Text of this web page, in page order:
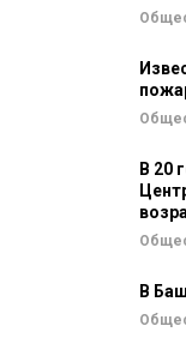
В 20
В